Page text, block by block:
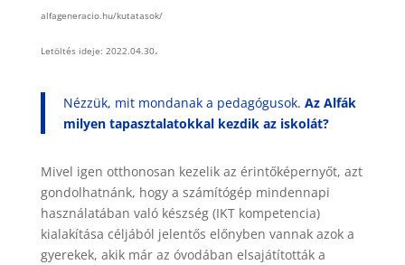
alfageneracio.hu/kutatasok/
Letöltés ideje: 2022.04.30.
Nézzük, mit mondanak a pedagógusok. Az Alfák
milyen tapasztalatokkal kezdik az iskolát?
Mivel igen otthonosan kezelik az érintőképernyőt, azt
gondolhatnánk, hogy a számítógép mindennapi
használatában való készség (IKT kompetencia)
kialakítása céljából jelentős előnyben vannak azok a
gyerekek, akik már az óvodában elsajátították a